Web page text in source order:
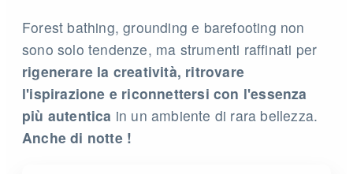
Forest bathing, grounding e barefooting non
sono solo tendenze, ma strumenti raffinati per
rigenerare la creatività, ritrovare
l'ispirazione e riconnettersi con l'essenza
più autentica in un ambiente di rara bellezza.
Anche di notte !